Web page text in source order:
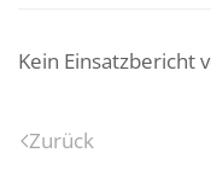
Kein Einsatzbericht
Zurück